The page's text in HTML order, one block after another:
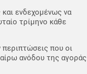
και ενδεχομένως να
τρίμηνο κάθε
περιπτώσεις που οι
ανόδου της αγοράς